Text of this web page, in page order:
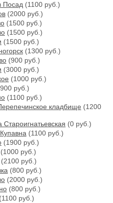
Посад (1100 руб.)
(2000 руб.)
(1500 руб.)
(1500 руб.)
(1500 руб.)
(1300 руб.)
(900 руб.)
(3000 руб.)
(1000 руб.)
руб.)
(1100 руб.)
кладбище (1200
Староигнатьевская (0 руб.)
(1100 руб.)
(1900 руб.)
(1000 руб.)
(2100 руб.)
(800 руб.)
(2000 руб.)
(800 руб.)
(1100 руб.)